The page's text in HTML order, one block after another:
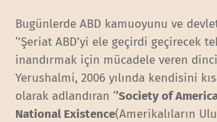
Bugünlerde ABD kamuoyunu ve
‘’Şeriat ABD’yi ele geçirdi geçirecek
inandırmak için mücadele veren
Yerushalmi, 2006 yılında kendisini
olarak adlandıran ‘’Society of
National Existence(Amerikalıların